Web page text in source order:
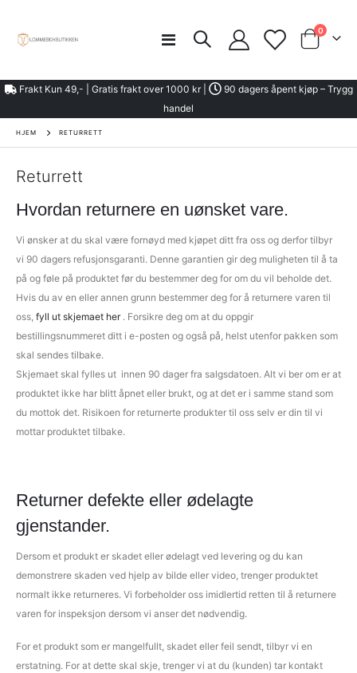
Toggle
0
Frakt Kun 49,- | Gratis frakt over 1000 kr |
90 dagers åpent kjøp – Trygg
handel
HJEM RETURRETT
Returrett
Hvordan returnere en uønsket vare.
Vi ønsker at du skal være fornøyd med kjøpet ditt fra oss og derfor tilbyr
vi 90 dagers refusjonsgaranti. Denne garantien gir deg muligheten til å ta
på og føle på produktet før du bestemmer deg for om du vil beholde det.
Hvis du av en eller annen grunn bestemmer deg for å returnere varen til
oss, fyll ut skjemaet her. Forsikre deg om at du oppgir
bestillingsnummeret ditt i e-posten og også på, helst utenfor pakken som
skal sendes tilbake.
Skjemaet skal fylles ut innen 90 dager fra salgsdatoen. Alt vi ber om er at
produktet ikke har blitt åpnet eller brukt, og at det er i samme stand som
du mottok det. Risikoen for returnerte produkter til oss selv er din til vi
mottar produktet tilbake.
Returner defekte eller ødelagte
gjenstander.
Dersom et produkt er skadet eller ødelagt ved levering og du kan
demonstrere skaden ved hjelp av bilde eller video, trenger produktet
normalt ikke returneres. Vi forbeholder oss imidlertid retten til å returnere
varen for inspeksjon dersom vi anser det nødvendig.
For et produkt som er mangelfullt, skadet eller feil sendt, tilbyr vi en
erstatning. For at dette skal skje, trenger vi at du (kunden) tar kontakt